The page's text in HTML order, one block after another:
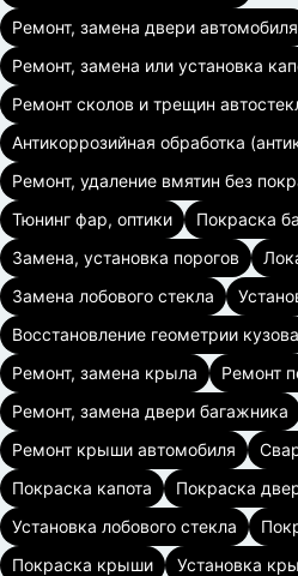
Ремонт, замена двери автомобиля
Ремонт, замена или установка
Ремонт сколов и трещин
Антикоррозийная обработка
Ремонт, удаление вмятин без
Тюнинг фар, оптики
Покраска
Замена, установка порогов
Замена лобового стекла
Восстановление геометрии кузова
Ремонт, замена крыла
Ремонт
Ремонт, замена двери багажника
Ремонт крыши автомобиля
Покраска капота
Покраска
Установка лобового стекла
Покраска крыши
Установка